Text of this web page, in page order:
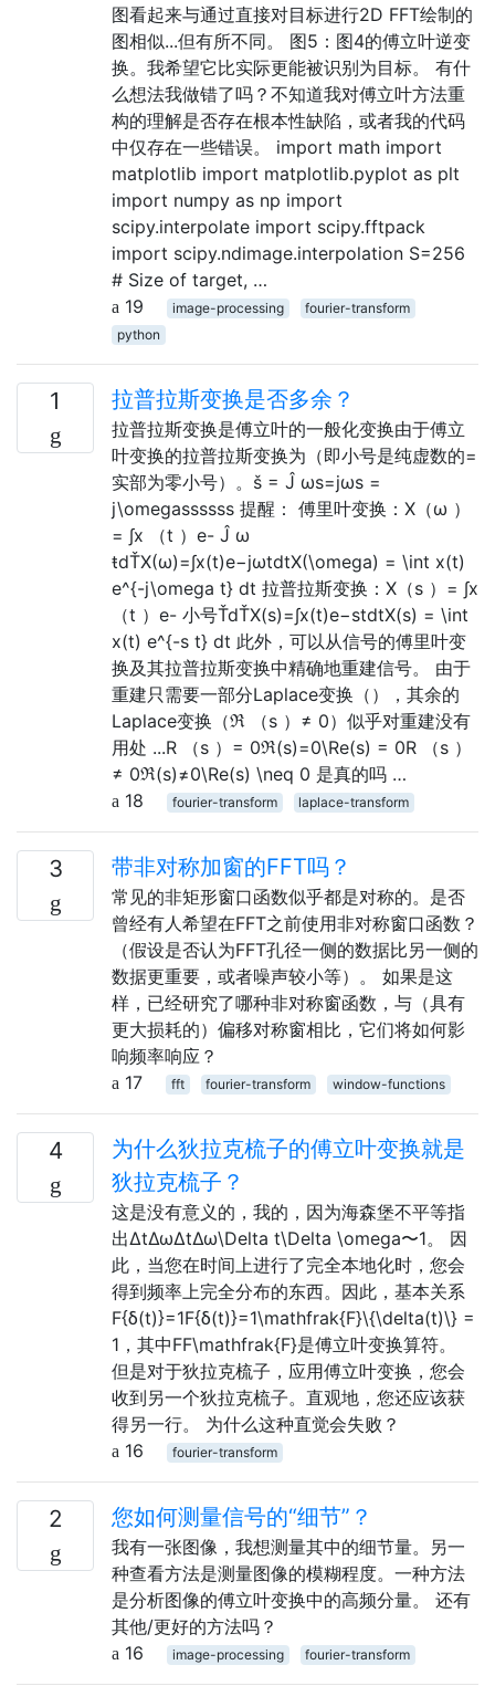
图看起来与通过直接对目标进行2D FFT绘制的
图相似...但有所不同。 图5：图4的傅立叶逆变
换。我希望它比实际更能被识别为目标。 有什
么想法我做错了吗？不知道我对傅立叶方法重
构的理解是否存在根本性缺陷，或者我的代码
中仅存在一些错误。 import math import
matplotlib import matplotlib.pyplot as plt
import numpy as np import
scipy.interpolate import scipy.fftpack
import scipy.ndimage.interpolation S=256
# Size of target, …
19
image-processing
fourier-transform
python
1 拉普拉斯变换是否多余？
拉普拉斯变换是傅立叶的一般化变换由于傅立
叶变换的拉普拉斯变换为（即小号是纯虚数的=
实部为零小号）。š = Ĵ ωs=jωs =
j\omegassssss 提醒： 傅里叶变换：X（ω ）
= ∫x （t ）e- Ĵ ω
ŧdŤX(ω)=∫x(t)e−jωtdtX(\omega) = \int x(t)
e^{-j\omega t} dt 拉普拉斯变换：X（s ）= ∫x
（t ）e- 小号ŤdŤX(s)=∫x(t)e−stdtX(s) = \int
x(t) e^{-s t} dt 此外，可以从信号的傅里叶变
换及其拉普拉斯变换中精确地重建信号。 由于
重建只需要一部分Laplace变换（），其余的
Laplace变换（ℜ （s ）≠ 0）似乎对重建没有
用处 ...R （s ）= 0ℜ(s)=0\Re(s) = 0R （s ）
≠ 0ℜ(s)≠0\Re(s) \neq 0 是真的吗 …
18
fourier-transform laplace-transform
3 带非对称加窗的FFT吗？
常见的非矩形窗口函数似乎都是对称的。是否
曾经有人希望在FFT之前使用非对称窗口函数？
（假设是否认为FFT孔径一侧的数据比另一侧的
数据更重要，或者噪声较小等）。 如果是这
样，已经研究了哪种非对称窗函数，与（具有
更大损耗的）偏移对称窗相比，它们将如何影
响频率响应？
17
fft fourier-transform window-functions
4
为什么狄拉克梳子的傅立叶变换就是
狄拉克梳子？
这是没有意义的，我的，因为海森堡不平等指
出ΔtΔωΔtΔω\Delta t\Delta \omega〜1。 因
此，当您在时间上进行了完全本地化时，您会
得到频率上完全分布的东西。因此，基本关系
F{δ(t)}=1F{δ(t)}=1\mathfrak{F}\{\delta(t)\} =
1，其中FF\mathfrak{F}是傅立叶变换算符。
但是对于狄拉克梳子，应用傅立叶变换，您会
收到另一个狄拉克梳子。直观地，您还应该获
得另一行。 为什么这种直觉会失败？
16
fourier-transform
2 您如何测量信号的“细节”？
我有一张图像，我想测量其中的细节量。另一
种查看方法是测量图像的模糊程度。一种方法
是分析图像的傅立叶变换中的高频分量。 还有
其他/更好的方法吗？
16
image-processing fourier-transform